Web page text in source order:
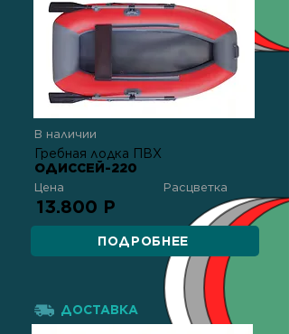
В наличии
Гребная лодка ПВХ
ОДИССЕЙ-220
Цена Расцветка
13.800 Р
ПОДРОБНЕЕ
ДОСТАВКА